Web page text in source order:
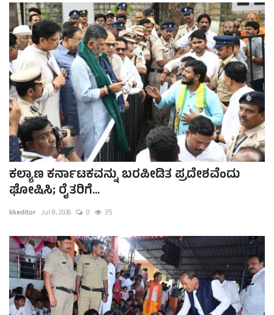
Digital Subscription
ಕಲ್ಯಾಣ ಕರ್ನಾಟಕವನ್ನು ಬರಪೀಡಿತ ಪ್ರದೇಶವೆಂದು
ಘೋಷಿಸಿ; ರೈತರಿಗೆ...
kkeditor Jul 8, 2026 0 35